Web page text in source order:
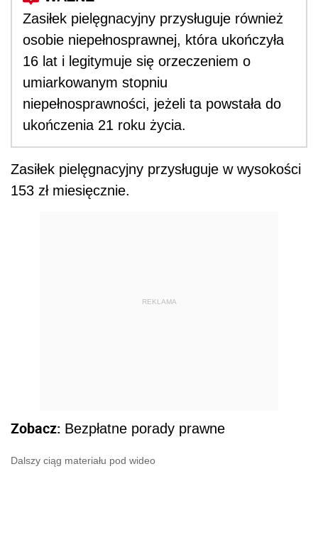
Zasiłek pielęgnacyjny przysługuje również
osobie niepełnosprawnej, która ukończyła
16 lat i legitymuje się orzeczeniem o
umiarkowanym stopniu
niepełnosprawności, jeżeli ta powstała do
ukończenia 21 roku życia.
Zasiłek pielęgnacyjny przysługuje w wysokości
153 zł miesięcznie.
REKLAMA
Zobacz: Bezpłatne porady prawne
Dalszy ciąg materiału pod wideo